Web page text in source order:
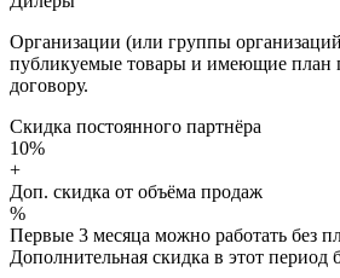
Организации (или группы
публикуемые товары и имеющие план
договору.
Скидка постоянного партнёра
10%
+
Доп. скидка от объёма продаж
%
Первые 3 месяца можно работать без
Дополнительная скидка в этот период